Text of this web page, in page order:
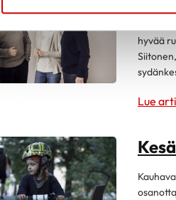
hyvää
Lue